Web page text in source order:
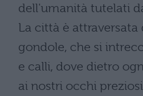
dell'umanità tutelati
La città è
gondole, che si
e calli, dove dietro
ai nostri occhi